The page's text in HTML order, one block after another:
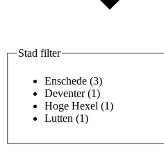
Stad filter
Enschede (3)
Deventer(1)
Hoge Hexel (1)
Lutten (1)